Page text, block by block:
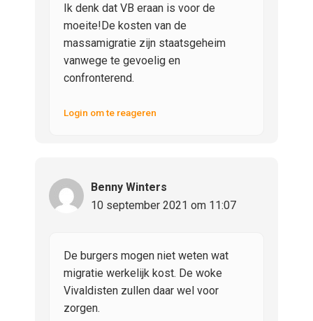
Ik denk dat VB eraan is voor de
moeite!De kosten van de
massamigratie zijn staatsgeheim
vanwege te gevoelig en
confronterend.
Login om te reageren
Benny Winters
10 september 2021 om 11:07
De burgers mogen niet weten wat
migratie werkelijk kost. De woke
Vivaldisten zullen daar wel voor
zorgen.